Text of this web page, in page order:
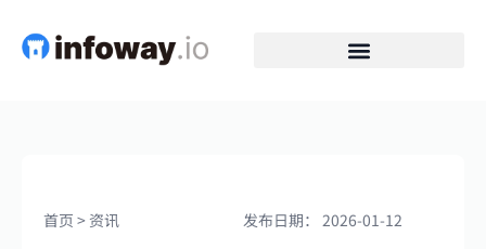
首页 >资讯 发布日期： 2026-01-12